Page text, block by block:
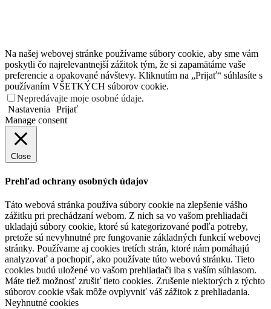
Na našej webovej stránke používame súbory cookie, aby sme vám
poskytli čo najrelevantnejší zážitok tým, že si zapamätáme vaše
preferencie a opakované návštevy. Kliknutím na „Prijať“ súhlasíte s
používaním VŠETKÝCH súborov cookie.
Nepredávajte moje osobné údaje.
Nastavenia Prijať
Manage consent
Close
Prehľad ochrany osobných údajov
Táto webová stránka používa súbory cookie na zlepšenie vášho
zážitku pri prechádzaní webom. Z nich sa vo vašom prehliadači
ukladajú súbory cookie, ktoré sú kategorizované podľa potreby,
pretože sú nevyhnutné pre fungovanie základných funkcií webovej
stránky. Používame aj cookies tretích strán, ktoré nám pomáhajú
analyzovať a pochopiť, ako používate túto webovú stránku. Tieto
cookies budú uložené vo vašom prehliadači iba s vaším súhlasom.
Máte tiež možnosť zrušiť tieto cookies. Zrušenie niektorých z týchto
súborov cookie však môže ovplyvniť váš zážitok z prehliadania.
Neyhnutné cookies